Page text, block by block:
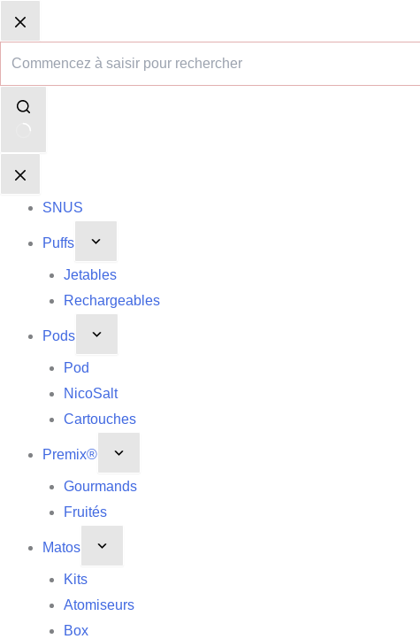
au
contenu
résultat
SNUS
Puffs
Jetables
Rechargeables
Pods
Pod
NicoSalt
Cartouches
Premix®
Gourmands
Fruités
Matos
Kits
Atomiseurs
Box
d’achat
d’achat